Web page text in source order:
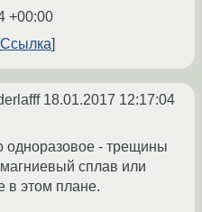
+00:00
Ссылка
18.01.2017 12:17:04
одноразовое - трещины
сплав или
в этом плане.